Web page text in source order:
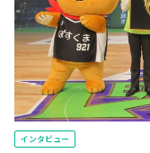
インタビュー